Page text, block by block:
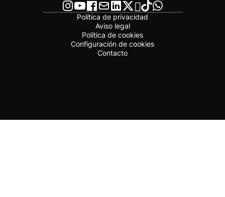
Política de privacidad
Aviso legal
Política de cookies
Configuración de cookies
Contacto